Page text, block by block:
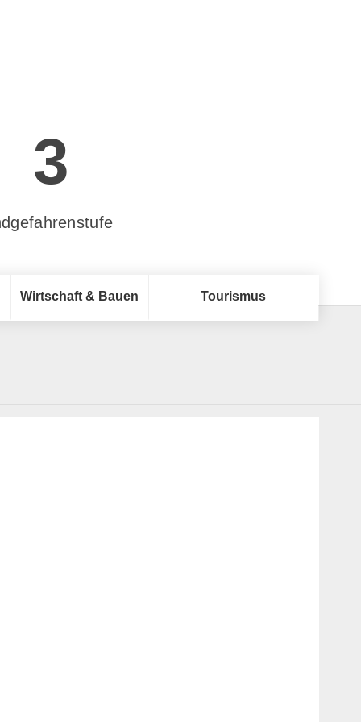
3
Wirtschaft & Bauen Tourismus